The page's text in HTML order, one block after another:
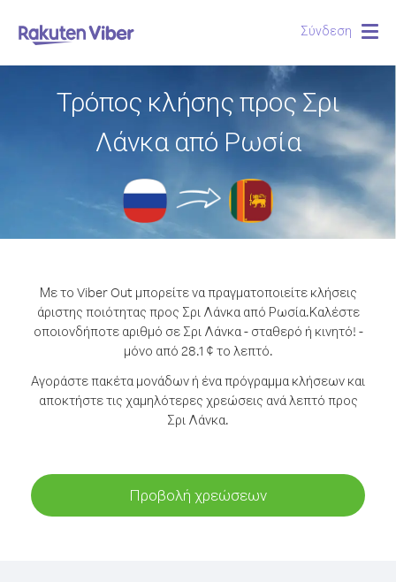
Σύνδεση
Τρόπος κλήσης προς Σρι
Λάνκα από Ρωσία
Με το Viber Out μπορείτε να πραγματοποιείτε κλήσεις
άριστης ποιότητας προς Σρι Λάνκα από Ρωσία.Καλέστε
οποιονδήποτε αριθμό σε Σρι Λάνκα - σταθερό ή κινητό! -
μόνο από 28.1 ¢ το λεπτό.
Αγοράστε πακέτα μονάδων ή ένα πρόγραμμα κλήσεων και
αποκτήστε τις χαμηλότερες χρεώσεις ανά λεπτό προς
Σρι Λάνκα.
Προβολή χρεώσεων